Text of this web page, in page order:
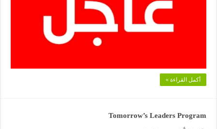
أكمل القراءة »
Tomorrow’s Leaders Program